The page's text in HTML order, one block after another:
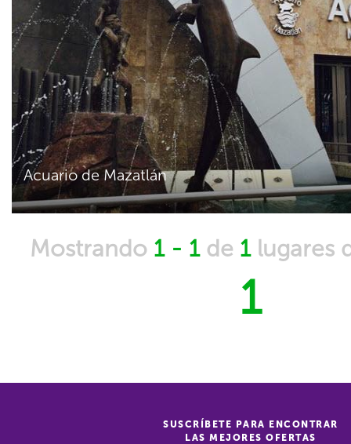
Acuario de Mazatlán
Mostrando 1 - 1de 1lugares
1
SUSCRÍBETE PARA ENCONTRAR
LAS MEJORES OFERTAS